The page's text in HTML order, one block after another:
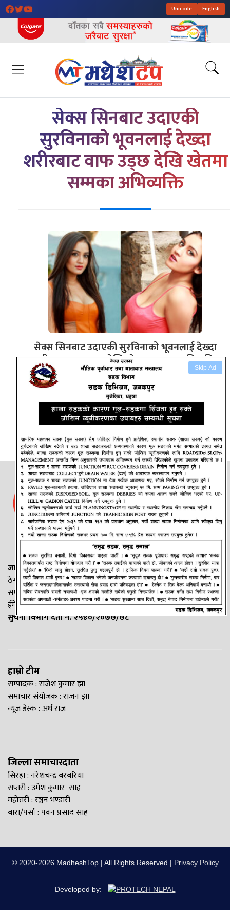
Skip Ad
Unicode English
सेक्स सिनबाट उदाएकी
सुरविनाको भूवनलाई देख्दा
शरीरबाट वाफ उड्छ देखि खेतमा
सम्मका अभिव्यक्ति
सेक्स सिनबाट उदाएकी सुरविनाको भूवनलाई देख्दा
शरीरबाट वाफ उड्छ देखि खेतमा सम्मका अभिव्यक्ति
जानकी न्यूज नेटवर्क
ठेगाना: लक्ष्मीनियाँ -७, मधेश प्रदेश
सम्पर्क नं. : +977-9844100829
ईमेल:Madheshtopnews@gmail.com
सुचना विभाग दर्ता नं. २५४०/२०७७/७८
हाम्रो टीम
सम्पादक : राजेश कुमार झा
समाचार संयोजक : राजन झा
न्यूज डेस्क : अर्थ राज
जिल्ला समाचारदाता
सिरहा : नरेशचन्द्र बरबरिया
सप्तरी : उमेश कुमार साह
महोत्तरी : रञ्जन भण्डारी
बारा/पर्सा : पवन प्रसाद साह
© 2020-2026 MadheshTop | All Rights Reserved | Privacy Policy
Developed by: